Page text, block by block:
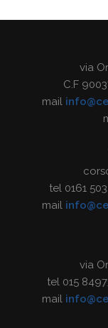
via
C.F
mail
tel 0161
mail
via
tel 015
mail